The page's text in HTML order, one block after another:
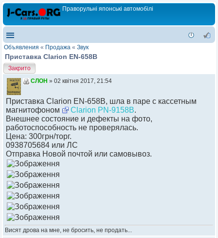
Праворульні японські автомобілі
Объявления « Продажа « Звук
Приставка Clarion EN-658B
Закрито
СЛОН » 02 квітня 2017, 21:54
Приставка Clarion EN-658B, шла в паре с кассетным
магнитофоном
Clarion PN-9158B.
Внешнее состояние и дефекты на фото,
работоспособность не проверялась.
Цена: 300грн/торг.
0938705684 или ЛС
Отправка Новой почтой или самовывоз.
Висят дрова на мне, не бросить, не продать...